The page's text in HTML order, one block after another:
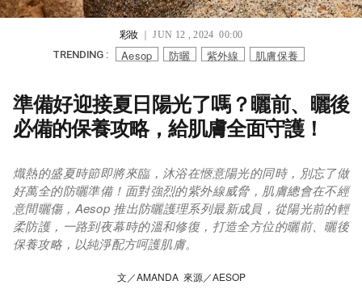
彩妝｜ JUN 12 , 2024 00:00
TRENDING : Aesop 防曬 紫外線 肌膚保養
準備好迎接夏日陽光了嗎？曬前、曬後
必備的保養攻略，給肌膚全面守護！
熾熱的盛夏時節即將來臨，沐浴在愜意陽光的同時，別忘了做
好萬全的防曬準備！面對強烈的紫外線威脅，肌膚總會在不經
意間曬傷，Aesop 推出防曬護理系列最新成員，從陽光前的輕
柔防護，一路到夜幕時的溫和修復，打造全方位的曬前、曬後
保養攻略，以純淨配方呵護肌膚。
文／AMANDA 來源／AESOP